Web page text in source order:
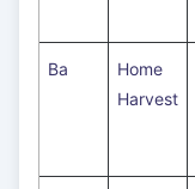
Ba
Home
Harvest